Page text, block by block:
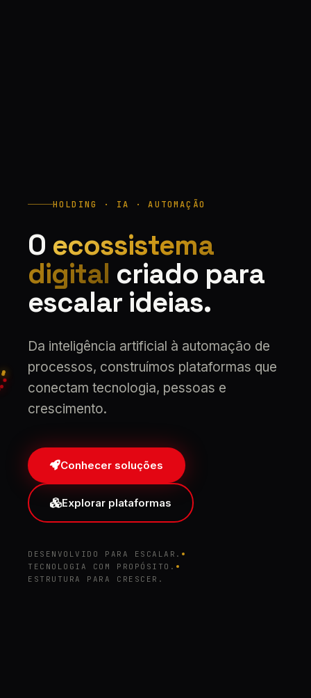
HOLDING · IA · AUTOMAÇÃO
O ecossistema
digital criado para
escalar ideias.
Da inteligência artificial à automação de
processos, construímos plataformas que
conectam tecnologia, pessoas e
crescimento.
Conhecer soluções
Explorar plataformas
DESENVOLVIDO PARA ESCALAR.
TECNOLOGIA COM PROPÓSITO.
ESTRUTURA PARA CRESCER.